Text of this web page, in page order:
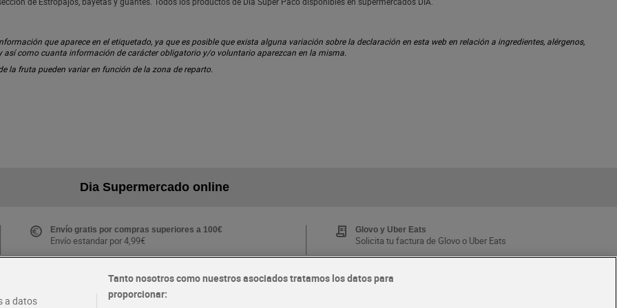
que aparece en el etiquetado, ya que es posible que exista alguna variación sobre la declaración en esta web en relación a ingredientes, alérgenos,
como cuanta información de carácter obligatorio y/o voluntario aparezcan en la misma.
la fruta pueden variar en función de la zona de reparto.
Dia Supermercado online
Envío gratis por compras superiores a 100€
Envío estandar por 4,99€
Glovo y Uber Eats
Solicita tu factura de Glovo o Uber Eats
Folletos y Tiendas
a datos
Tanto nosotros como nuestros asociados tratamos los datos para
proporcionar: